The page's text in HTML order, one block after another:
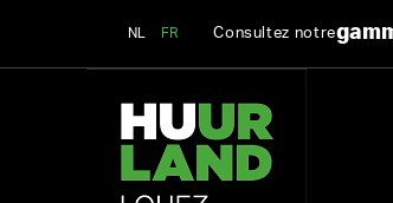
NL FR Consultez notre